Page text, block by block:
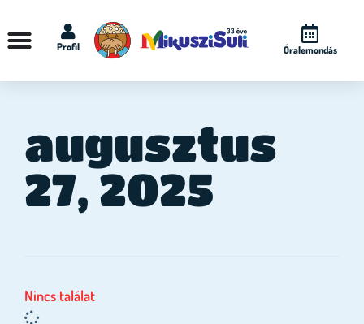
Profil Óralemondás
augusztus
27, 2025
Nincs találat